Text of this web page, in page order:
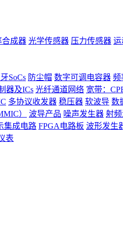
合成器 光学传感器 压力传感器 运
SoCs 防尘帽 数字可调电容器 频
器及ICs 光纤通道网络 宽带：
多协议收发器 稳压器 软波导 数
）
波导产品 噪声发生器 射
集成电路 FPGA电路板 波形发生
表